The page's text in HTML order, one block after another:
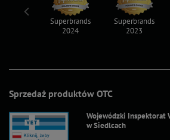
Sprzedaż produktów OTC
Wojewódzki Inspektorat
w Siedlcach
Superbrands
2024
Superbrands
2023